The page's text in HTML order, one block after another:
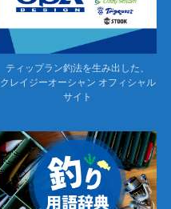
ティップラン釣法を生み出した、
クレイジーオーシャン オフィシャル
サイト